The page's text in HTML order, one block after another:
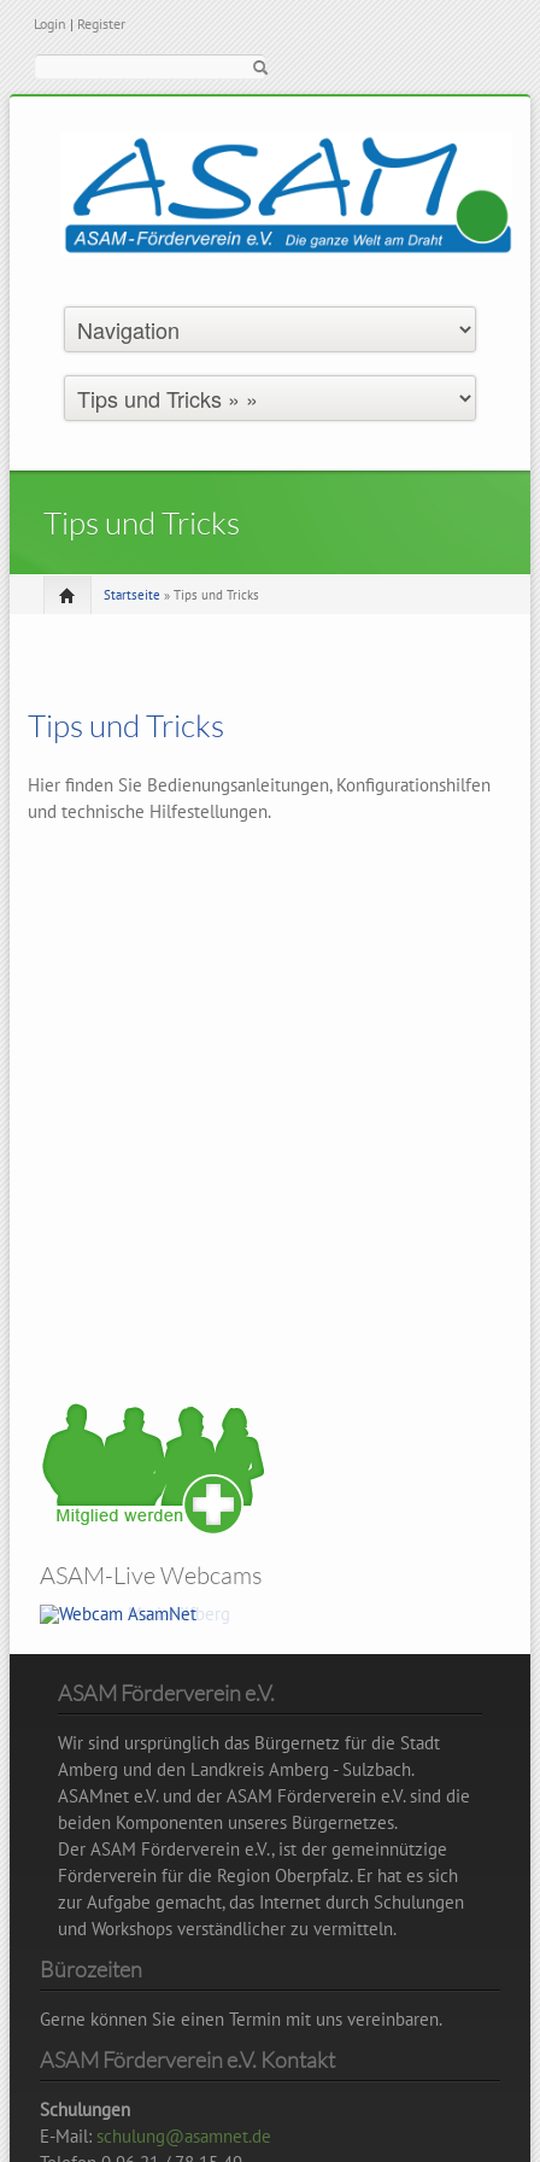
Login | Register
Tips und Tricks
Startseite » Tips und Tricks
Tips und Tricks
Hier finden Sie Bedienungsanleitungen, Konfigurationshilfen
und technische Hilfestellungen.
ASAM-Live Webcams
ASAM Förderverein e.V.
Wir sind ursprünglich das Bürgernetz für die Stadt
Amberg und den Landkreis Amberg - Sulzbach.
ASAMnet e.V. und der ASAM Förderverein e.V. sind die
beiden Komponenten unseres Bürgernetzes.
Der ASAM Förderverein e.V., ist der gemeinnützige
Förderverein für die Region Oberpfalz. Er hat es sich
zur Aufgabe gemacht, das Internet durch Schulungen
und Workshops verständlicher zu vermitteln.
Bürozeiten
Gerne können Sie einen Termin mit uns vereinbaren.
ASAM Förderverein e.V. Kontakt
Schulungen
E-Mail: schulung@asamnet.de